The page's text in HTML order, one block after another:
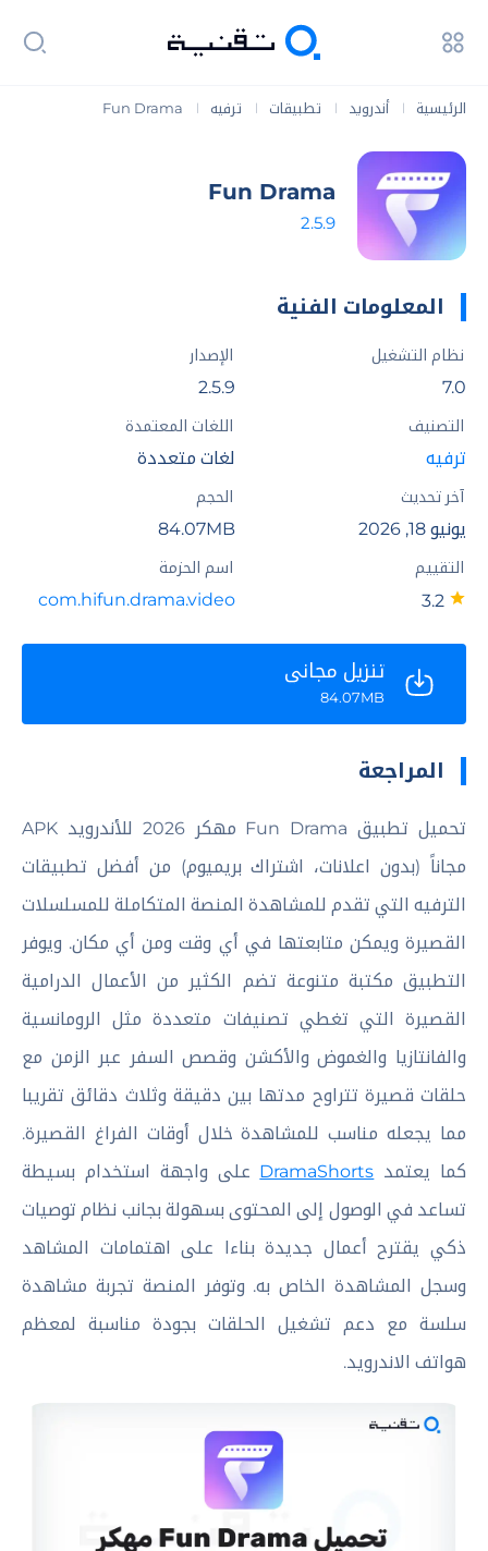
الرئيسية | أندرويد | تطبيقات | ترفيه |
Fun Drama
Fun Drama
2.5.9
المعلومات الفنية
نظام التشغيل
7.0
الإصدار
2.5.9
التصنيف
ترفيه
اللغات المعتمدة
لغات متعددة
آخر تحديث
يونيو 18, 2026
الحجم
84.07MB
التقييم اسم الحزمة
com.hifun.drama.video
تنزيل مجاني
84.07MB
المراجعة
تحميل تطبيق Fun Drama مهكر 2026 للأندرويد APK
مجاناً (بدون اعلانات، اشتراك بريميوم) من أفضل تطبيقات
الترفيه التي تقدم للمشاهدة المنصة المتكاملة للمسلسلات
القصيرة ويمكن متابعتها في أي وقت ومن أي مكان. ويوفر
التطبيق مكتبة متنوعة تضم الكثير من الأعمال الدرامية
القصيرة التي تغطي تصنيفات متعددة مثل الرومانسية
والفانتازيا والغموض والأكشن وقصص السفر عبر الزمن مع
حلقات قصيرة تتراوح مدتها بين دقيقة وثلاث دقائق تقريبا
مما يجعله مناسب للمشاهدة خلال أوقات الفراغ القصيرة.
كما يعتمد DramaShorts على واجهة استخدام بسيطة
تساعد في الوصول إلى المحتوى بسهولة بجانب نظام توصيات
ذكي يقترح أعمال جديدة بناءا على اهتمامات المشاهد
وسجل المشاهدة الخاص به. وتوفر المنصة تجربة مشاهدة
سلسة مع دعم تشغيل الحلقات بجودة مناسبة لمعظم
هواتف الاندرويد.